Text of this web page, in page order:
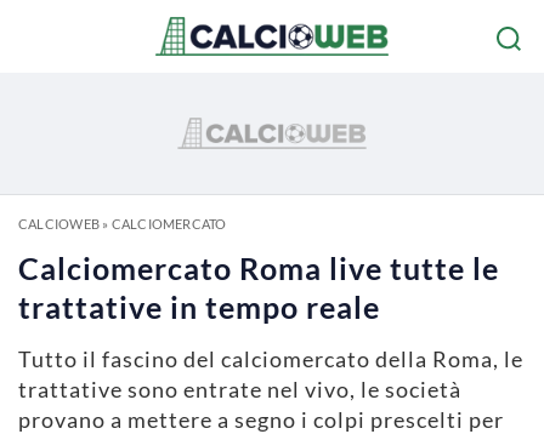
CALCIOWEB» CALCIOMERCATO
Calciomercato Roma live tutte le
trattative in tempo reale
Tutto il fascino del calciomercato della Roma, le
trattative sono entrate nel vivo, le società
provano a mettere a segno i colpi prescelti per